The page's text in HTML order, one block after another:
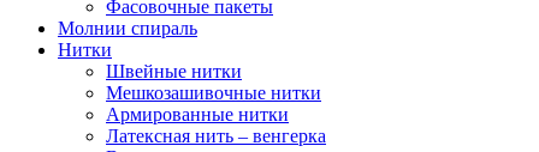
Фасовочные пакеты
Молнии спираль
Нитки
Швейные нитки
Мешкозашивочные нитки
Армированные нитки
Латексная нить – венгерка